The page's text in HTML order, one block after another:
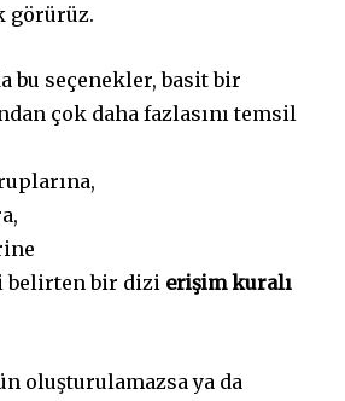
görürüz.
bu seçenekler, basit bir
çok daha fazlasını temsil
belirten bir dizi erişim kuralı
oluşturulamazsa ya da